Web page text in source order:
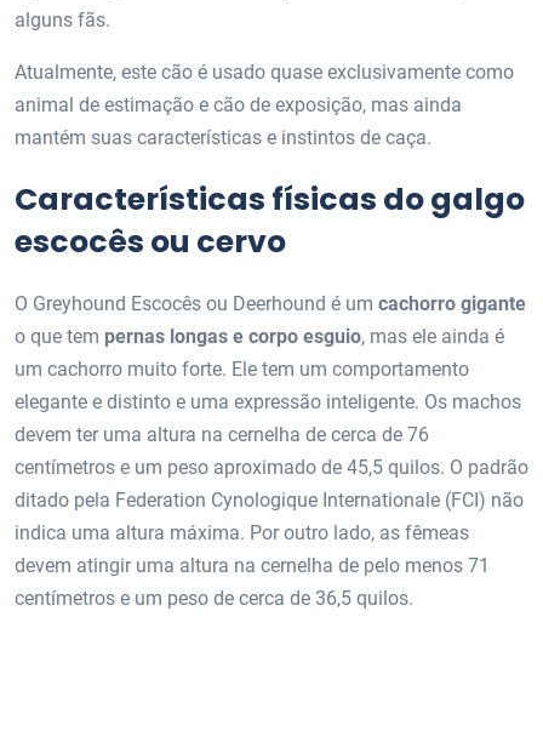
alguns fãs.
Atualmente, este cão é usado quase exclusivamente como
animal de estimação e cão de exposição, mas ainda
mantém suas características e instintos de caça.
Características físicas do galgo
escocês ou cervo
O Greyhound Escocês ou Deerhound é um cachorro gigante
o que tem pernas longas e corpo esguio, mas ele ainda é
um cachorro muito forte. Ele tem um comportamento
elegante e distinto e uma expressão inteligente. Os machos
devem ter uma altura na cernelha de cerca de 76
centímetros e um peso aproximado de 45,5 quilos. O padrão
ditado pela Federation Cynologique Internationale (FCI) não
indica uma altura máxima. Por outro lado, as fêmeas
devem atingir uma altura na cernelha de pelo menos 71
centímetros e um peso de cerca de 36,5 quilos.